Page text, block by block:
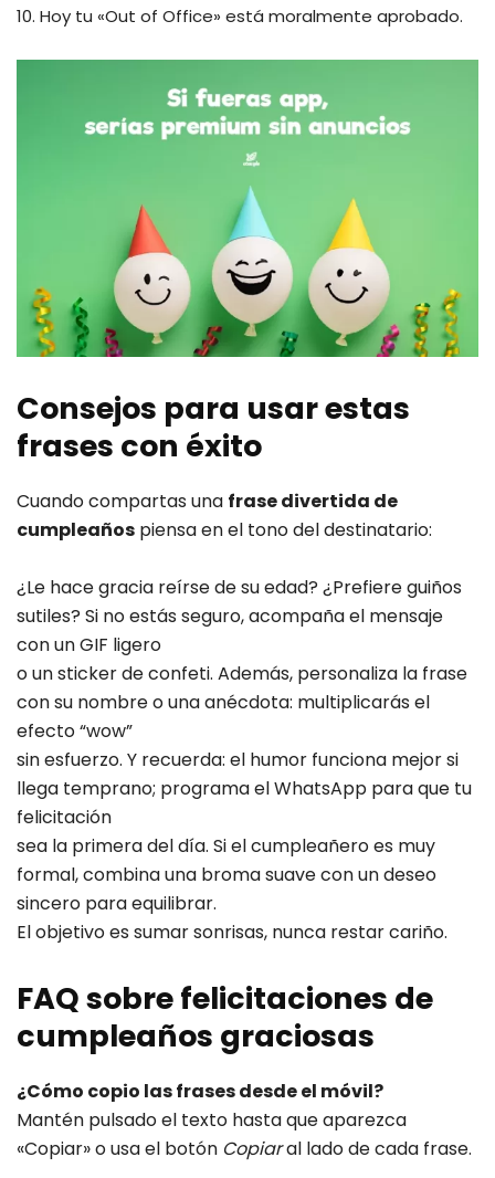
Hoy tu «Out of Office» está moralmente aprobado.
Consejos para usar estas
frases con éxito
Cuando compartas una frase divertida de
cumpleaños piensa en el tono del destinatario:
¿Le hace gracia reírse de su edad? ¿Prefiere guiños
sutiles? Si no estás seguro, acompaña el mensaje
con un GIF ligero
o un sticker de confeti. Además, personaliza la frase
con su nombre o una anécdota: multiplicarás el
efecto “wow”
sin esfuerzo. Y recuerda: el humor funciona mejor si
llega temprano; programa el WhatsApp para que tu
felicitación
sea la primera del día. Si el cumpleañero es muy
formal, combina una broma suave con un deseo
sincero para equilibrar.
El objetivo es sumar sonrisas, nunca restar cariño.
FAQ sobre felicitaciones de
cumpleaños graciosas
¿Cómo copio las frases desde el móvil?
Mantén pulsado el texto hasta que aparezca
«Copiar» o usa el botón Copiaral lado de cada frase.